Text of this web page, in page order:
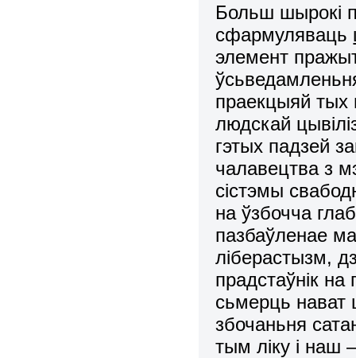
Больш шырокі
сфармуляваць
элемент
праекцыяй тых
людскай
гэтых падзей
чалавецтва з
сістэмы
на ўзбочча
пазбаўленае
ліберастызм,
прадстаўнік
сьмерць нават
збочаньня
тым ліку і наш